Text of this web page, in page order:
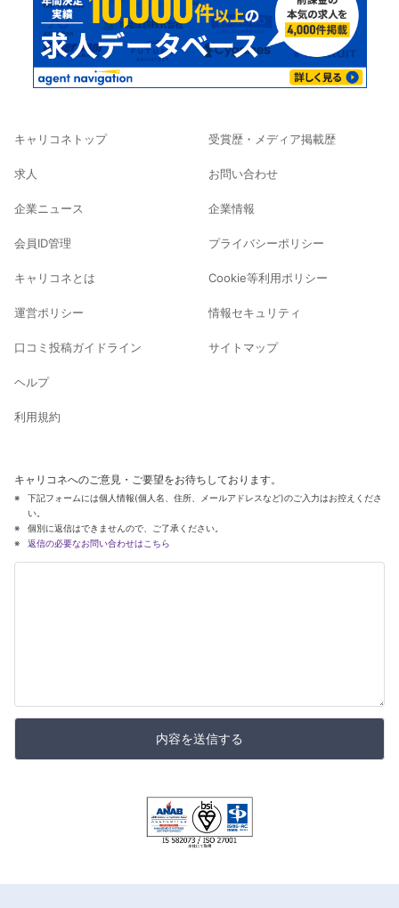
キャリコネトップ
求人
企業ニュース
会員ID管理
キャリコネとは
運営ポリシー
口コミ投稿ガイドライン
ヘルプ
利用規約
受賞歴・メディア掲載歴
お問い合わせ
企業情報
プライバシーポリシー
Cookie等利用ポリシー
情報セキュリティ
サイトマップ
キャリコネへのご意見・ご要望をお待ちしております。
下記フォームには個人情報(個人名、住所、メールアドレスなど)のご入力はお控えくださ
い。
個別に返信はできませんので、ご了承ください。
返信の必要なお問い合わせはこちら
内容を送信する